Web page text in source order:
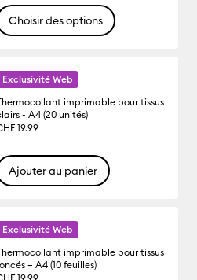
Choisir des options
Exclusivité Web
imprimable pour tissus
- A4 (20 unités)
19.99
Ajouter au panier
Exclusivité Web
imprimable pour tissus
– A4 (10 feuilles)